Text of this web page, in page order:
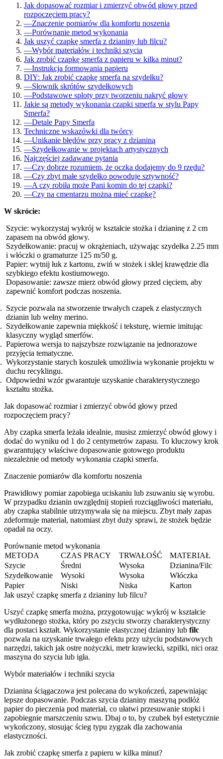
Jak dopasować rozmiar i zmierzyć obwód głowy przed
rozpoczęciem pracy?
—Znaczenie pomiarów dla komfortu noszenia
—Porównanie metod wykonania
Jak uszyć czapkę smerfa z dzianiny lub filcu?
—Wybór materiałów i techniki szycia
Jak zrobić czapkę smerfa z papieru w kilka minut?
—Instrukcja formowania papieru
DIY: Jak zrobić czapkę smerfa na szydełku?
—Słownik skrótów szydełkowych
—Podstawowe sploty przy tworzeniu nakryć głowy
Jakie są metody wykonania czapki smerfa w stylu Papy
Smerfa?
—Detale Papy Smerfa
Techniczne wskazówki dla twórcy
—Unikanie błędów przy pracy z dzianiną
—Szydełkowanie w projektach artystycznych
Najczęściej zadawane pytania
—Czy dobrze rozumiem, że oczka dodajemy do 9 rzędu?
—Czy zbyt małe szydełko powoduje sztywność?
—A czy robiła może Pani komin do tej czapki?
—Czy na cmentarzu można mieć czapkę?
W skrócie:
Szycie: wykorzystaj wykrój w kształcie stożka i dzianinę z 2 cm
zapasem na obwód głowy.
Szydełkowanie: pracuj w okrążeniach, używając szydełka 2.25 mm
i włóczki o gramaturze 125 m/50 g.
Papier: wytnij łuk z kartonu, zwiń w stożek i sklej krawędzie dla
szybkiego efektu kostiumowego.
Dopasowanie: zawsze mierz obwód głowy przed cięciem, aby
zapewnić komfort podczas noszenia.
Szycie pozwala na stworzenie trwałych czapek z elastycznych
dzianin lub wełny merino.
Szydełkowanie zapewnia miękkość i teksturę, wiernie imitując
klasyczny wygląd smerfów.
Papierowa wersja to najszybsze rozwiązanie na jednorazowe
przyjęcia tematyczne.
Wykorzystanie starych koszulek umożliwia wykonanie projektu w
duchu recyklingu.
Odpowiedni wzór gwarantuje uzyskanie charakterystycznego
kształtu stożka.
Jak dopasować rozmiar i zmierzyć obwód głowy przed
rozpoczęciem pracy?
Aby czapka smerfa leżała idealnie, musisz zmierzyć obwód głowy i
dodać do wyniku od 1 do 2 centymetrów zapasu. To kluczowy krok
gwarantujący właściwe dopasowanie gotowego produktu
niezależnie od metody wykonania czapki smerfa.
Znaczenie pomiarów dla komfortu noszenia
Prawidłowy pomiar zapobiega uciskaniu lub zsuwaniu się wyrobu.
W przypadku dzianin uwzględnij stopień rozciągliwości materiału,
aby czapka stabilnie utrzymywała się na miejscu. Zbyt mały zapas
zdeformuje materiał, natomiast zbyt duży sprawi, że stożek będzie
opadał na oczy.
Porównanie metod wykonania
METODA
CZAS PRACY TRWAŁOŚĆ
MATERIAŁ
Szycie
Średni Wysoka
Dzianina/Filc
Szydełkowanie
Wysoki Wysoka
Włóczka
Papier
Niski Niska
Karton
Jak uszyć czapkę smerfa z dzianiny lub filcu?
Uszyć czapkę smerfa można, przygotowując wykrój w kształcie
wydłużonego stożka, który po zszyciu stworzy charakterystyczny
dla postaci kształt. Wykorzystanie elastycznej dzianiny lub filc
pozwala na uzyskanie trwałego efektu przy użyciu podstawowych
narzędzi, takich jak ostre nożyczki, metr krawiecki, szpilki, nici oraz
maszyna do szycia lub igła.
Wybór materiałów i techniki szycia
Dzianina ściągaczowa jest polecana do wykończeń, zapewniając
lepsze dopasowanie. Podczas szycia dzianiny maszyną podłóż
papier do pieczenia pod materiał, co ułatwi przesuwanie stopki i
zapobiegnie marszczeniu szwu. Dbaj o to, by czubek był estetycznie
wykończony, stosując ścieg typu zygzak dla zachowania
elastyczności.
Jak zrobić czapkę smerfa z papieru w kilka minut?